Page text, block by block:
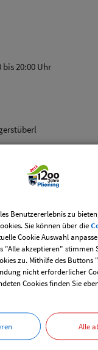
bis 20:00 Uhr
als VCS-
als iCal-
Benutzererlebnis zu
Sie können über die
Cookie Auswahl
"Alle akzeptieren" stimmen
zu. Mithilfe des Buttons
nicht erforderlicher
Cookies finden Sie
Alle